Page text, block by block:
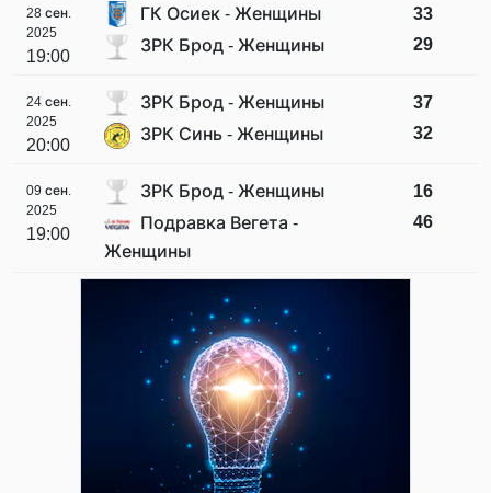
28 сен.
2025
19:00
ГК Осиек - Женщины
ЗРК Брод - Женщины
33
29
24 сен.
2025
20:00
ЗРК Брод - Женщины
ЗРК Синь - Женщины
37
32
09 сен.
2025
19:00
ЗРК Брод - Женщины
Подравка Вегета -
Женщины
16
46